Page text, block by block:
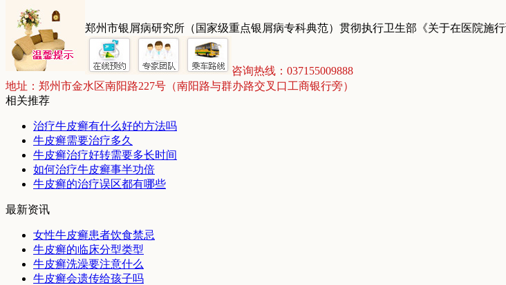
郑州市银屑病研究所（国家级重点银屑病专科典范）贯彻执行卫生部《关于在医院施
咨询热线：037155009888
地址：郑州市金水区南阳路227号（南阳路与群办路交叉口工商银行旁）
相关推荐
治疗牛皮癣有什么好的方法吗
牛皮癣需要治疗多久
牛皮癣治疗好转需要多长时间
如何治疗牛皮癣事半功倍
牛皮癣的治疗误区都有哪些
最新资讯
女性牛皮癣患者饮食禁忌
牛皮癣的临床分型类型
牛皮癣洗澡要注意什么
牛皮癣会遗传给孩子吗